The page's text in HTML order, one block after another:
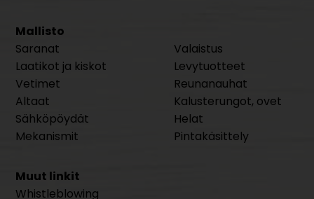
Mallisto
Saranat
Laatikot ja kiskot
Vetimet
Altaat
Sähköpöydät
Mekanismit
Valaistus
Levytuotteet
Reunanauhat
Kalusterungot, ovet
Helat
Pintakäsittely
Muut linkit
Whistleblowing